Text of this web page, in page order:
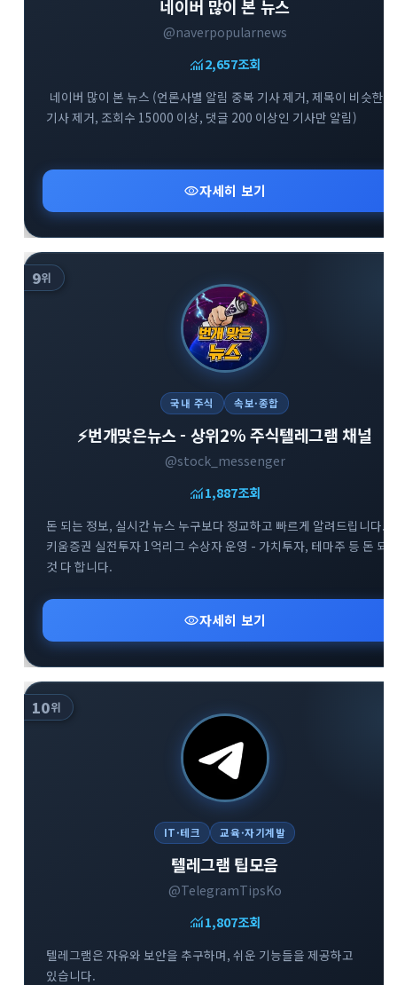
네이버 많이 본 뉴스
@naverpopularnews
monitoring2,657조회
네이버 많이 본 뉴스 (언론사별 알림 중복 기사 제거, 제목이 비슷한
기사 제거, 조회수 15000 이상, 댓글 200 이상인 기사만 알림)
visibility자세히 보기
9위
국내 주식 속보·종합
⚡️번개맞은뉴스 - 상위2% 주식텔레그램 채널
@stock_messenger
monitoring1,887조회
돈 되는 정보, 실시간 뉴스 누구보다 정교하고 빠르게 알려드립니다. -
키움증권 실전투자 1억리그 수상자 운영 - 가치투자, 테마주 등 돈 되
것 다 합니다.
visibility자세히 보기
10위
IT·테크 교육·자기계발
텔레그램 팁모음
@TelegramTipsKo
monitoring1,807조회
텔레그램은 자유와 보안을 추구하며, 쉬운 기능들을 제공하고
있습니다.